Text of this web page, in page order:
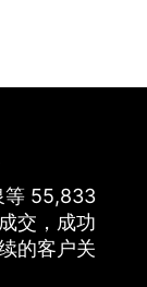
等 55,833
交， 成功
的客户关